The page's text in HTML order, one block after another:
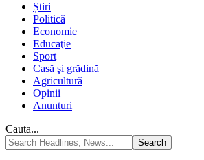
Știri
Politică
Economie
Educaţie
Sport
Casă şi grădină
Agricultură
Opinii
Anunturi
Cauta...